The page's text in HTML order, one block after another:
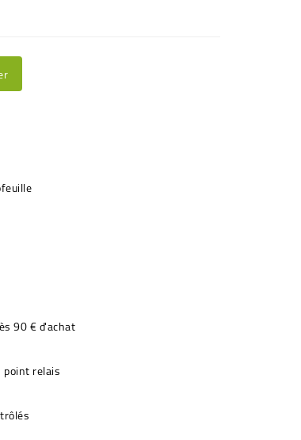
90 € d'achat
point relais